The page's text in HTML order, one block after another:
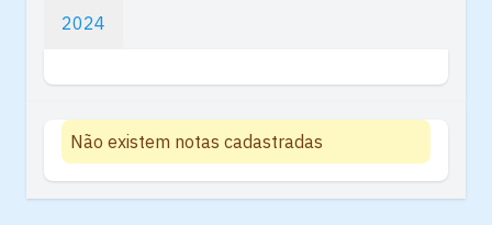
2024
Não existem notas cadastradas